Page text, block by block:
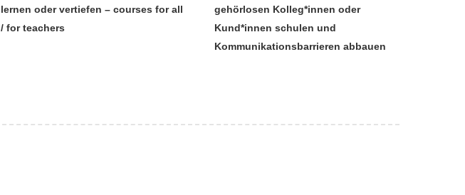
lernen oder vertiefen – courses for all
/ for teachers
gehörlosen Kolleg*innen oder
Kund*innen schulen und
Kommunikationsbarrieren abbauen